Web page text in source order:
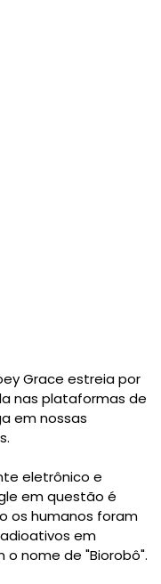
Grace estreia por
nas plataformas de
em nossas
eletrônico e
em questão é
os humanos foram
em
o nome de "Biorobô".